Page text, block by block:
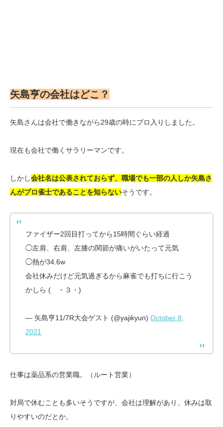
矢島亨の会社はどこ？
矢島さんは会社で働きながら29歳の時にプロ入りしました。
現在も会社で働くサラリーマンです。
しかし会社名は公表されておらず、職場でも一部の人しか矢島さ
んがプロ雀士であることを知らないそうです。
ファイザー2回目打ってから15時間ぐらい経過
◯左肩、右肩、左膝の関節が痛いがいたって元気
◯熱が34.6w
会社休みだけど元気過ぎるから麻雀でも打ちに行こう
かしら ( ・３・)
— 矢島亨11/7R大会ゲスト (@yajikyun) October 8,
2021
仕事は薬品系の営業職。（ルート営業）
対局で休むことも多いそうですが、会社は理解があり、休みは取
りやすいのだとか。